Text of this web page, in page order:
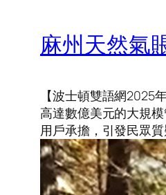
麻州天然氣
【波士頓雙語網2025
高達數億美元的大規
用戶承擔，引發民眾